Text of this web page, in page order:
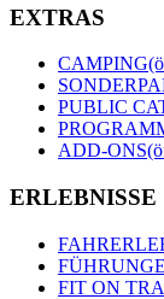
EXTRAS
CAMPING
PUBLIC
ADD-ONS
ERLEBNISSE
FIT ON